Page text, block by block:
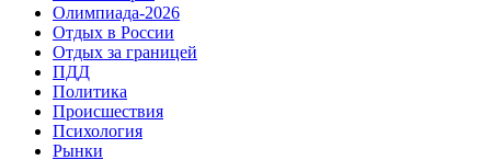
Олимпиада-2026
Отдых в России
Отдых за границей
ПДД
Политика
Происшествия
Психология
Рынки